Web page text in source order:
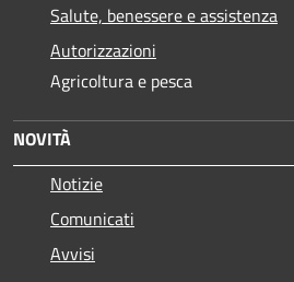
Salute, benessere e assistenza
Autorizzazioni
Agricoltura e pesca
NOVITÀ
Notizie
Comunicati
Avvisi